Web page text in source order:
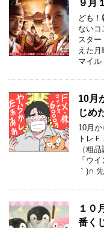
９月
ども
ないコ
スタ
えた
マイル
10月
じめ
10月
トレ
（粗
「ウ
｀)∩
１０
番く